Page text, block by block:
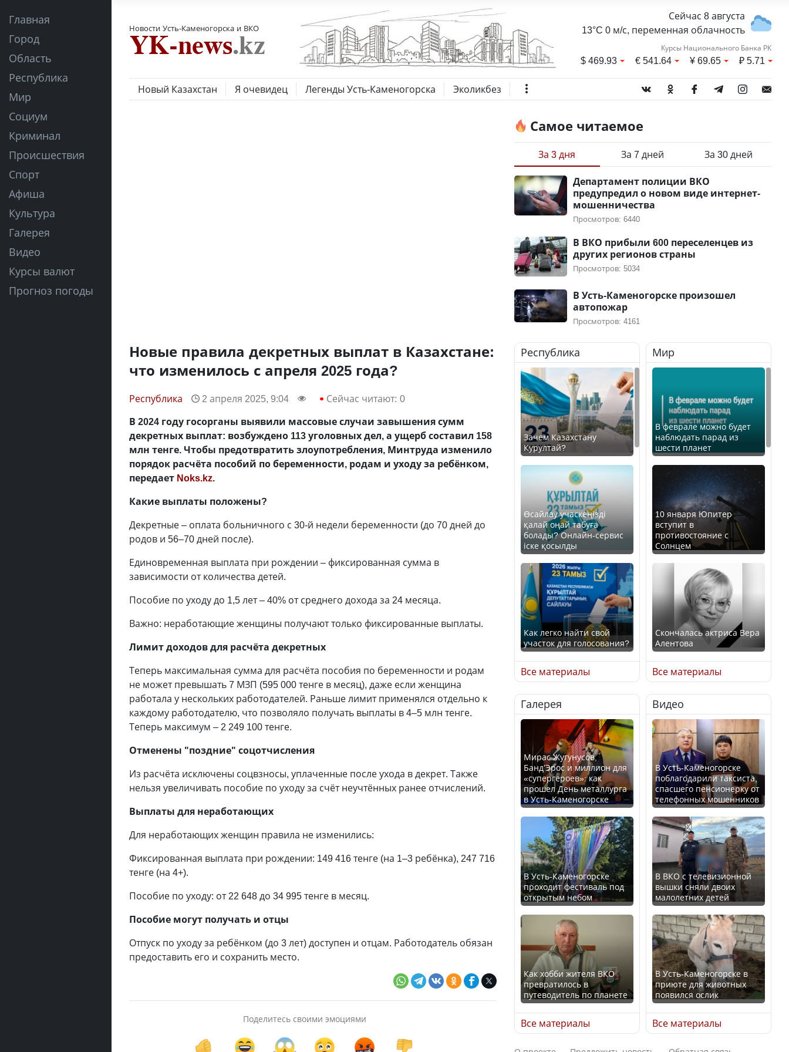
Главная
Город
Область
Республика
Мир
Социум
Криминал
Происшествия
Спорт
Афиша
Культура
Галерея
Видео
Курсы валют
Прогноз погоды
Новости Усть-Каменогорска и ВКО
Сейчас 8 августа
13°C 0 м/с, переменная облачность
Курсы Национального Банка РК
$469.93 €541.64 ¥69.65 ₽5.71
Новый Казахстан Я очевидец Легенды Усть-Каменогорска Эколикбез
Новые правила декретных выплат в Казахстане:
что изменилось с апреля 2025 года?
Республика 2 апреля 2025, 9:04 Сейчас читают: 0
В 2024 году госорганы выявили массовые случаи завышения сумм
декретных выплат: возбуждено 113 уголовных дел, а ущерб составил 158
млн тенге. Чтобы предотвратить злоупотребления, Минтруда изменило
порядок расчёта пособий по беременности, родам и уходу за ребёнком,
передает Noks.kz.
Какие выплаты положены?
Декретные – оплата больничного с 30-й недели беременности (до 70 дней до
родов и 56–70 дней после).
Единовременная выплата при рождении – фиксированная сумма в
зависимости от количества детей.
Пособие по уходу до 1,5 лет – 40% от среднего дохода за 24 месяца.
Важно: неработающие женщины получают только фиксированные выплаты.
Лимит доходов для расчёта декретных
Теперь максимальная сумма для расчёта пособия по беременности и родам
не может превышать 7 МЗП (595 000 тенге в месяц), даже если женщина
работала у нескольких работодателей. Раньше лимит применялся отдельно к
каждому работодателю, что позволяло получать выплаты в 4–5 млн тенге.
Теперь максимум – 2 249 100 тенге.
Отменены "поздние" соцотчисления
Из расчёта исключены соцвзносы, уплаченные после ухода в декрет. Также
нельзя увеличивать пособие по уходу за счёт неучтённых ранее отчислений.
Выплаты для неработающих
Для неработающих женщин правила не изменились:
Фиксированная выплата при рождении: 149 416 тенге (на 1–3 ребёнка), 247 716
тенге (на 4+).
Пособие по уходу: от 22 648 до 34 995 тенге в месяц.
Пособие могут получать и отцы
Отпуск по уходу за ребёнком (до 3 лет) доступен и отцам. Работодатель обязан
предоставить его и сохранить место.
Поделитесь своими эмоциями
Самое читаемое
За 3 дня За 7 дней За 30 дней
Департамент полиции ВКО
предупредил о новом виде интернет-
мошенничества
Просмотров: 6440
В ВКО прибыли 600 переселенцев из
других регионов страны
Просмотров: 5034
В Усть-Каменогорске произошел
автопожар
Просмотров: 4161
Республика
Зачем Казахстану
Курултай?
Өсайлау учаскеңізді
қалай оңай табуға
болады? Онлайн-сервис
іске қосылды
Как легко найти свой
участок для голосования?
Минтруда назвало
отрасли с самыми
высокими зарплатными
предложениями
Искусственный интеллект
официально включили в
школьную программу
Казахстана
В Казахстане стало
проще получить
направления на
медицинские
обследования
Қазақстан Орталық Азия
елдері арасында әл-ауқат
индексінде көш бастады
Все материалы
Мир
В феврале можно будет
наблюдать парад из
шести планет
10 января Юпитер
вступит в
противостояние с
Солнцем
Скончалась актриса Вера
Алентова
В РФ вынесен заочный
приговор по уголовному
делу об убийстве Игоря
Талькова
В России введены
дополнительные
ограничения для
казахстанских прав
Трамп официально
вступил в должность
президента США
Луну признали объектом
культурного наследия,
находящегося под
угрозой исчезновения
Все материалы
Галерея
Мирас Жугунусов,
Банд’Эрос и миллион для
«супергероев»: как
прошел День металлурга
в Усть-Каменогорске
В Усть-Каменогорске
проходит фестиваль под
открытым небом
Как хобби жителя ВКО
превратилось в
путеводитель по планете
Все материалы
Видео
В Усть-Каменогорске
поблагодарили таксиста,
спасшего пенсионерку от
телефонных мошенников
В ВКО с телевизионной
вышки сняли двоих
малолетних детей
В Усть-Каменогорске в
приюте для животных
появился ослик
Все материалы